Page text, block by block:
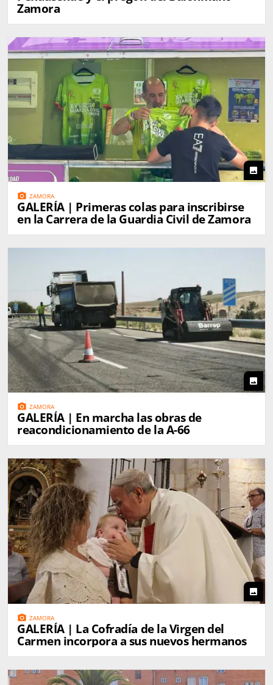
Zamora
photo
photo_camera ZAMORA
GALERÍA | Primeras colas para inscribirse
en la Carrera de la Guardia Civil de Zamora
photo
photo_camera ZAMORA
GALERÍA | En marcha las obras de
reacondicionamiento de la A-66
photo
photo_camera ZAMORA
GALERÍA | La Cofradía de la Virgen del
Carmen incorpora a sus nuevos hermanos